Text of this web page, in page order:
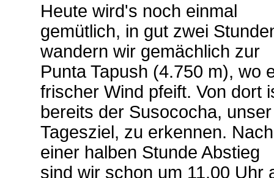
Heute wird's noch einmal
gemütlich, in gut zwei
wandern wir gemächlich zur
Punta Tapush (4.750 m), wo
frischer Wind pfeift. Von dort
bereits der Susococha, unser
Tagesziel, zu erkennen. Nach
einer halben Stunde Abstieg
sind wir schon um 11.00 Uhr